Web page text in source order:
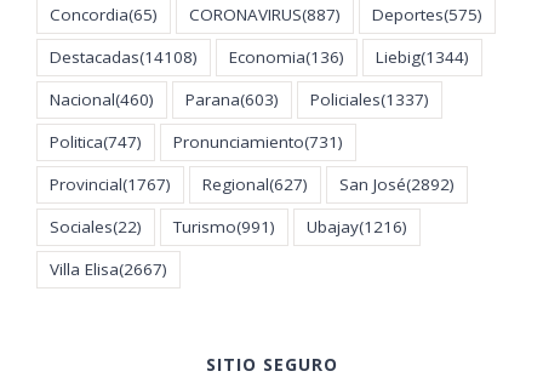
Concordia(65) CORONAVIRUS(887) Deportes(575)
Destacadas(14108) Economia(136) Liebig(1344)
Nacional(460) Parana(603) Policiales(1337)
Politica(747) Pronunciamiento(731)
Provincial(1767) Regional(627) San José(2892)
Sociales(22) Turismo(991) Ubajay(1216)
Villa Elisa(2667)
SITIO SEGURO